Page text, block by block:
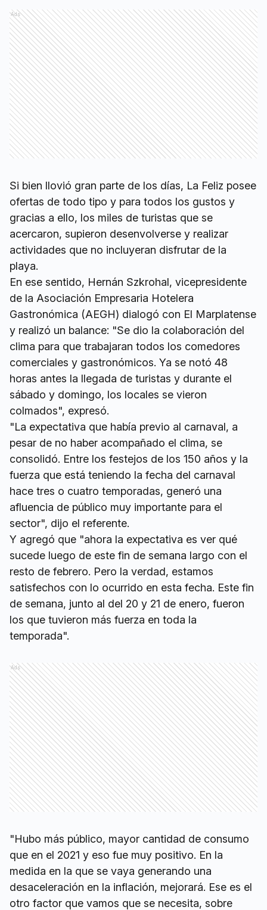
Ads
Si bien llovió gran parte de los días, La Feliz posee
ofertas de todo tipo y para todos los gustos y
gracias a ello, los miles de turistas que se
acercaron, supieron desenvolverse y realizar
actividades que no incluyeran disfrutar de la
playa.
En ese sentido, Hernán Szkrohal, vicepresidente
de la Asociación Empresaria Hotelera
Gastronómica (AEGH) dialogó con El Marplatense
y realizó un balance: "Se dio la colaboración del
clima para que trabajaran todos los comedores
comerciales y gastronómicos. Ya se notó 48
horas antes la llegada de turistas y durante el
sábado y domingo, los locales se vieron
colmados", expresó.
"La expectativa que había previo al carnaval, a
pesar de no haber acompañado el clima, se
consolidó. Entre los festejos de los 150 años y la
fuerza que está teniendo la fecha del carnaval
hace tres o cuatro temporadas, generó una
afluencia de público muy importante para el
sector", dijo el referente.
Y agregó que "ahora la expectativa es ver qué
sucede luego de este fin de semana largo con el
resto de febrero. Pero la verdad, estamos
satisfechos con lo ocurrido en esta fecha. Este fin
de semana, junto al del 20 y 21 de enero, fueron
los que tuvieron más fuerza en toda la
temporada".
Ads
"Hubo más público, mayor cantidad de consumo
que en el 2021 y eso fue muy positivo. En la
medida en la que se vaya generando una
desaceleración en la inflación, mejorará. Ese es el
otro factor que vamos que se necesita, sobre